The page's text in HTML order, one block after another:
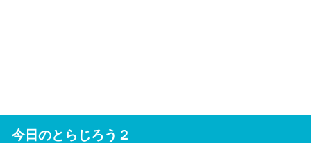
今日のとらじろう２